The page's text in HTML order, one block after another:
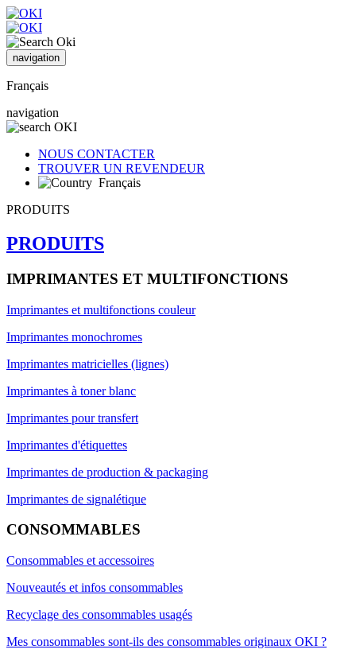
navigation
Français
navigation
NOUS CONTACTER
TROUVER UN REVENDEUR
Français
PRODUITS
PRODUITS
IMPRIMANTES ET MULTIFONCTIONS
Imprimantes et multifonctions couleur
Imprimantes monochromes
Imprimantes matricielles (lignes)
Imprimantes à toner blanc
Imprimantes pour transfert
Imprimantes d'étiquettes
Imprimantes de production & packaging
Imprimantes de signalétique
CONSOMMABLES
Consommables et accessoires
Nouveautés et infos consommables
Recyclage des consommables usagés
Mes consommables sont-ils des consommables originaux OKI ?